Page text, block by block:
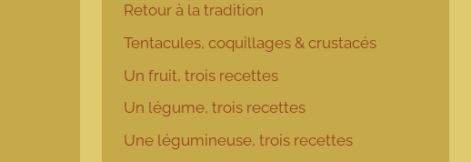
Retour à la tradition
Tentacules, coquillages & crustacés
Un fruit, trois recettes
Un légume, trois recettes
Une légumineuse, trois recettes